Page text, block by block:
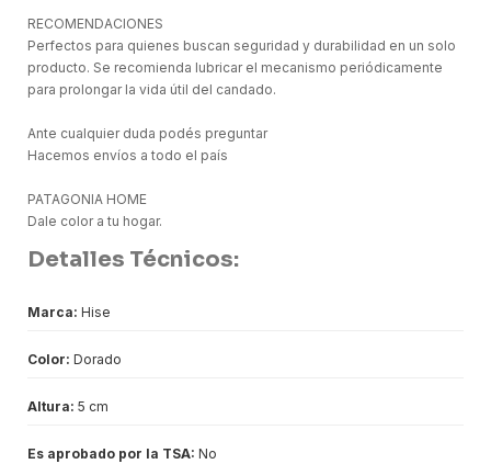
RECOMENDACIONES
Perfectos para quienes buscan seguridad y durabilidad en un solo
producto. Se recomienda lubricar el mecanismo periódicamente
para prolongar la vida útil del candado.
Ante cualquier duda podés preguntar
Hacemos envíos a todo el país
PATAGONIA HOME
Dale color a tu hogar.
Detalles Técnicos:
Marca: Hise
Color: Dorado
Altura: 5 cm
Es aprobado por la TSA: No